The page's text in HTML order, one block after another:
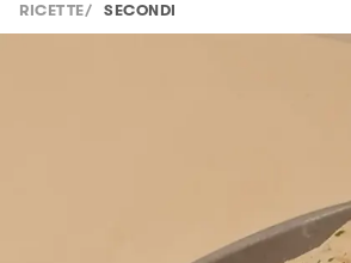
RICETTE/ SECONDI